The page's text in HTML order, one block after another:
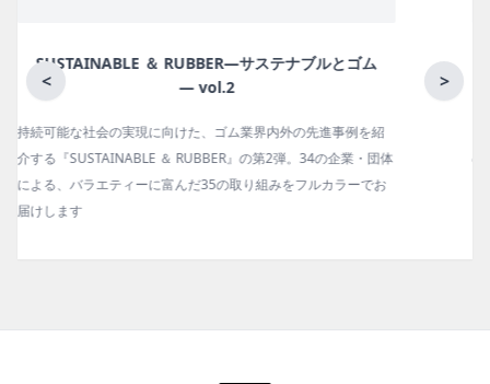
< >
月刊ラバーインダストリー／単品
ゴム報知新聞の姉妹誌。ゴム・エラストマー製品・市場分野別
の動向、新製品・技術、原材料動向、設備・機械の紹介、イン
タビュー、海外企業情報、統計などをコンパクトに掲載してい
ます。エッセイ（寄稿）も充実。